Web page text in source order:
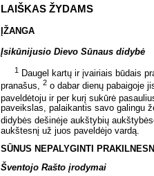
LAIŠKAS ŽYDAMS
ĮŽANGA
Įsikūnijusio Dievo Sūnaus didybė
1
Daugel kartų ir įvairiais būdais
pranašus, 2 o dabar dienų pabaigoje
paveldėtoju ir per kurį sukūrė
paveikslas, palaikantis savo galingu
didybės dešinėje aukštybių
aukštesnį už juos paveldėjo vardą.
SŪNUS NEPALYGINTI
Šventojo Rašto įrodymai